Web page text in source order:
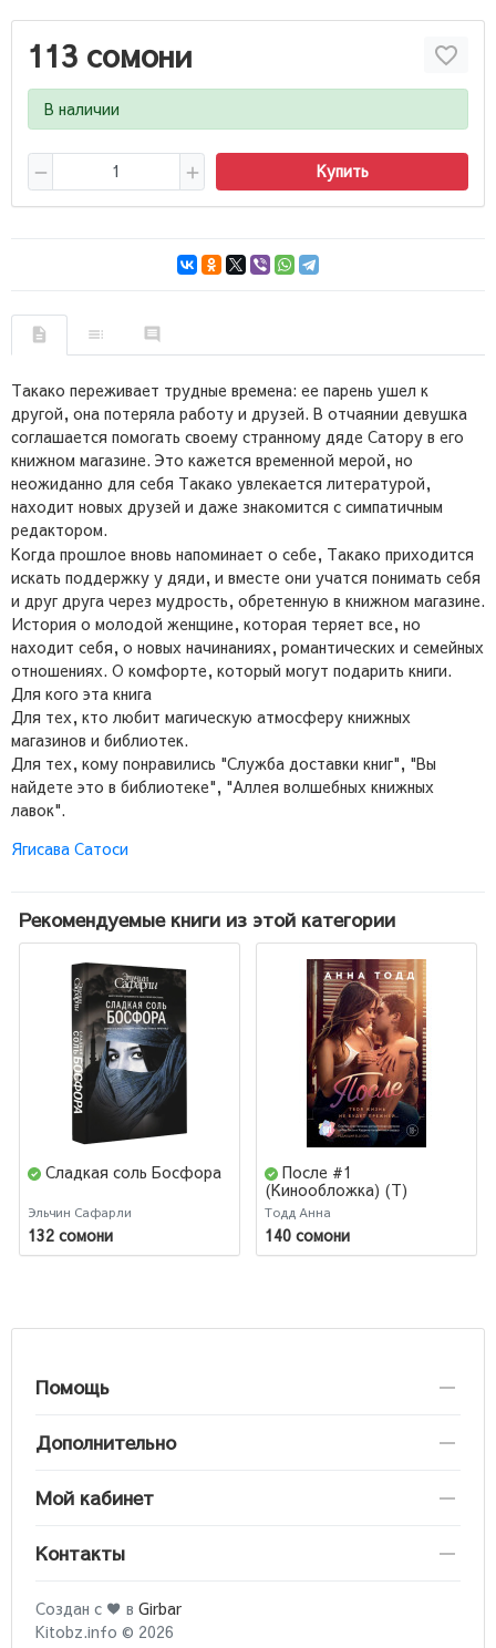
113 сомони
В наличии
Купить
Такако переживает трудные времена: ее парень ушел к
другой, она потеряла работу и друзей. В отчаянии девушка
соглашается помогать своему странному дяде Сатору в его
книжном магазине. Это кажется временной мерой, но
неожиданно для себя Такако увлекается литературой,
находит новых друзей и даже знакомится с симпатичным
редактором.
Когда прошлое вновь напоминает о себе, Такако приходится
искать поддержку у дяди, и вместе они учатся понимать себя
и друг друга через мудрость, обретенную в книжном магазине.
История о молодой женщине, которая теряет все, но
находит себя, о новых начинаниях, романтических и семейных
отношениях. О комфорте, который могут подарить книги.
Для кого эта книга
Для тех, кто любит магическую атмосферу книжных
магазинов и библиотек.
Для тех, кому понравились "Служба доставки книг", "Вы
найдете это в библиотеке", "Аллея волшебных книжных
лавок".
Ягисава Сатоси
Рекомендуемые книги из этой категории
Сладкая соль Босфора
Эльчин Сафарли
132 сомони
После #1
(Кинообложка) (Т)
Тодд Анна
140 сомони
Помощь
Дополнительно
Мой кабинет
Контакты
Создан с ♥ в Girbar
Kitobz.info © 2026